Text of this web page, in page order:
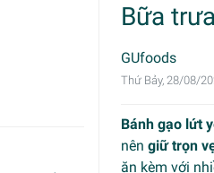
Bữa
GUfoods
Thứ Bảy, 28/08/
Bánh gạo lứt
nên giữ trọn
ăn kèm với